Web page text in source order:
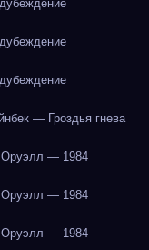
— Гроздья гнева
— 1984
— 1984
— 1984